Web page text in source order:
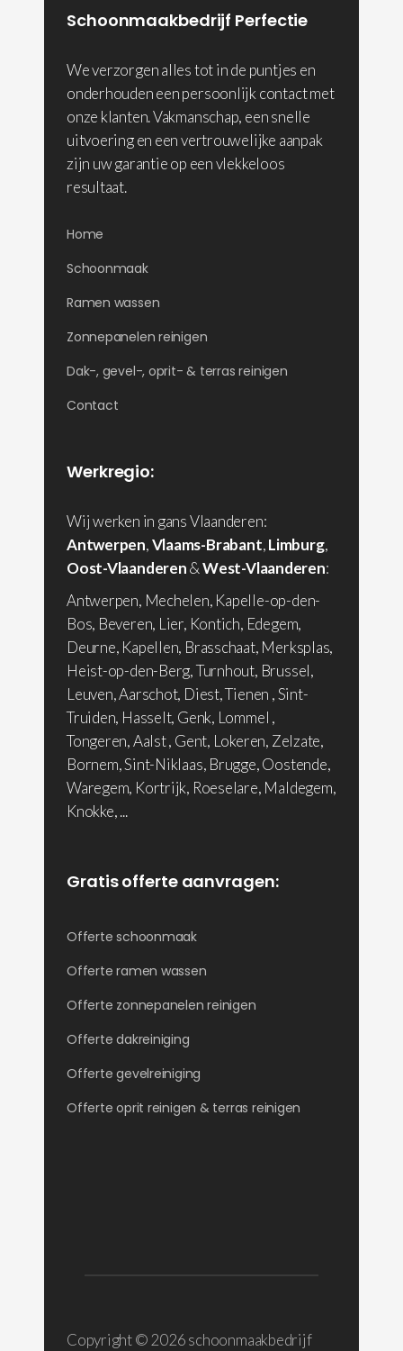
Schoonmaakbedrijf Perfectie
We verzorgen alles tot in de puntjes en
onderhouden een persoonlijk contact met
onze klanten. Vakmanschap, een snelle
uitvoering en een vertrouwelijke aanpak
zijn uw garantie op een vlekkeloos
resultaat.
Home
Schoonmaak
Ramen wassen
Zonnepanelen reinigen
Dak-, gevel-, oprit- & terras reinigen
Contact
Werkregio:
Wij werken in gans Vlaanderen:
Antwerpen,Vlaams-Brabant,Limburg,
Oost-Vlaanderen&West-Vlaanderen:
Antwerpen, Mechelen, Kapelle-op-den-
Bos, Beveren, Lier, Kontich, Edegem,
Deurne, Kapellen, Brasschaat, Merksplas,
Heist-op-den-Berg, Turnhout, Brussel,
Leuven, Aarschot, Diest, Tienen , Sint-
Truiden, Hasselt, Genk, Lommel ,
Tongeren, Aalst , Gent, Lokeren, Zelzate,
Bornem, Sint-Niklaas, Brugge, Oostende,
Waregem, Kortrijk, Roeselare, Maldegem,
Knokke, ...
Gratis offerte aanvragen:
Offerte schoonmaak
Offerte ramen wassen
Offerte zonnepanelen reinigen
Offerte dakreiniging
Offerte gevelreiniging
Offerte oprit reinigen & terras reinigen
Copyright © 2026 schoonmaakbedrijf